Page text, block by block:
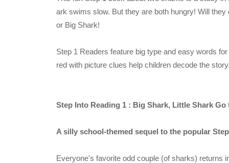
ark swims slow. But they are both hungry! Will
or Big Shark!
Step 1 Readers feature big type and easy words
red with picture clues help children decode the
Step Into Reading 1 : Big Shark, Little Shark Go
A silly school-themed sequel to the popular
Everyone's favorite odd couple (of sharks) returns